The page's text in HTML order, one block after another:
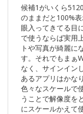
候補1がいくら
のままだと100%
眼入ってきてる目
で使うならば実用
トや写真が綺麗に
す。それでもまぁ
なく、サインイン
あるアプリはかな
色々なスケールで
うことで解像度を
にスケールかえて